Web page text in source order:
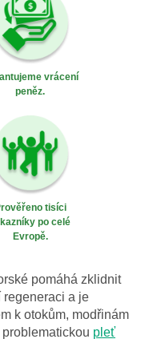
vrácení
peněz.
tisíci
po celé
Evropě.
pomáhá zklidnit
regeneraci a je
k otokům, modřinám
pleť